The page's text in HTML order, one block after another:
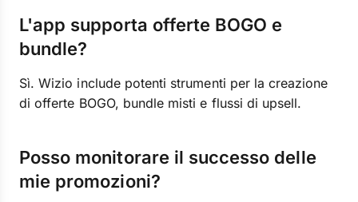
L'app supporta offerte BOGO e
bundle?
Sì. Wizio include potenti strumenti per la creazione
di offerte BOGO, bundle misti e flussi di upsell.
Posso monitorare il successo delle
mie promozioni?